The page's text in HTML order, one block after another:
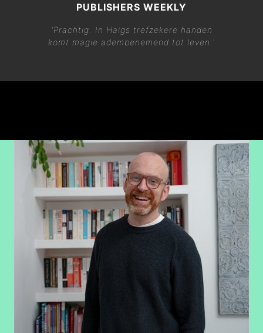
PUBLISHERS WEEKLY
'Prachtig. In Haigs trefzekere handen
komt magie adembenemend tot leven.'